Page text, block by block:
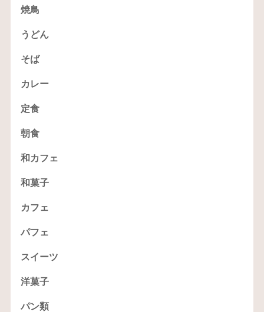
焼鳥
うどん
そば
カレー
定食
朝食
和カフェ
和菓子
カフェ
パフェ
スイーツ
洋菓子
パン類